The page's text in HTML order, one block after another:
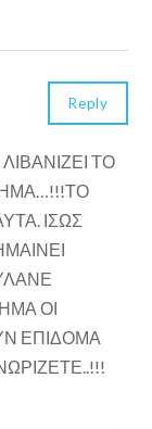
ΤΟ
ΙΣΩΣ
ΟΙ
ΕΠΙΔΟΜΑ
Reply